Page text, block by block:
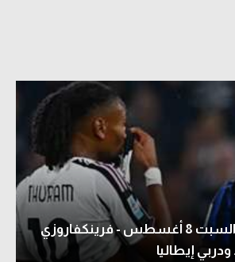
مواعيد مباريات السبت 8 أغسطس - فرينكفاروزي
إيطاليا